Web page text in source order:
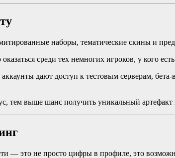
наборы, тематические скины и
среди тех немногих игроков, у кого
дают доступ к тестовым серверам,
тем выше шанс получить уникальный
— это не просто цифры в профиле, это